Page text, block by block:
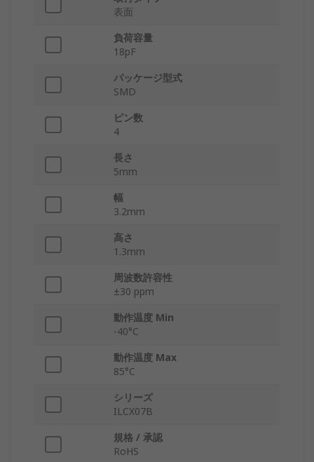
表面
負荷容量
18pF
パッケージ型式
SMD
ピン数
4
長さ
5mm
幅
3.2mm
高さ
1.3mm
周波数許容性
±30 ppm
動作温度 Min
-40°C
動作温度 Max
85°C
シリーズ
ILCX07B
規格 / 承認
RoHS